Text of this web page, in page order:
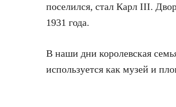
поселился, стал Карл III.
1931 года.
В наши дни королевская
используется как музей и